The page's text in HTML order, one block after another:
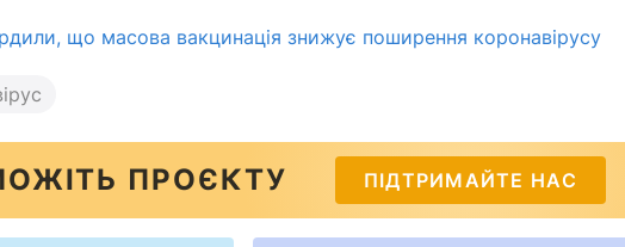
що масова вакцинація знижує поширення коронавірусу
ПРОЄКТУ ПІДТРИМАЙТЕ НАС